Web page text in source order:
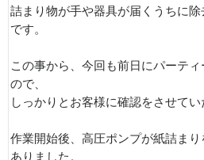
詰まり物が手や器具が届くうちに
です。
この事から、今回も前日にパーテ
ので、
しっかりとお客様に確認をさせてい
作業開始後、高圧ポンプが紙詰ま
ありました。